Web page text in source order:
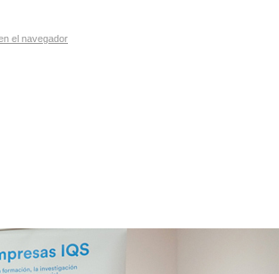
el navegador